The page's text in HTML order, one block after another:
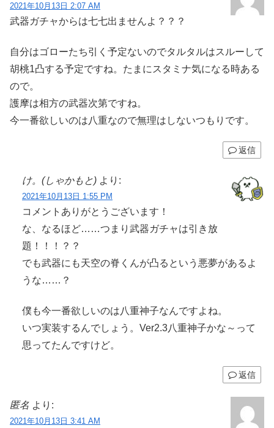
2021年10月13日 2:07 AM
武器ガチャからは七七出ませんよ？？？
自分はゴローたち引く予定ないのでタルタルはスルーして
胡桃1凸する予定ですね。たまにスタミナ気になる時ある
ので。
護摩は相方の武器次第ですね。
今一番欲しいのは八重なので無理はしないつもりです。
返信
け。(しゃかもと) より:
2021年10月13日 1:55 PM
コメントありがとうございます！
な、なるほど……つまり武器ガチャは引き放
題！！！？？
でも武器にも天空の脊くんが凸るという悪夢があるよ
うな……？
僕も今一番欲しいのは八重神子なんですよね。
いつ実装するんでしょう。Ver2.3八重神子かな～って
思ってたんですけど。
返信
匿名 より:
2021年10月13日 3:41 AM